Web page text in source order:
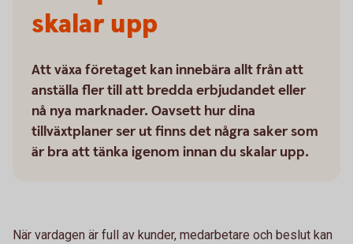
skalar upp
Att växa företaget kan innebära allt från att
anställa fler till att bredda erbjudandet eller
nå nya marknader. Oavsett hur dina
tillväxtplaner ser ut finns det några saker som
är bra att tänka igenom innan du skalar upp.
När vardagen är full av kunder, medarbetare och beslut kan